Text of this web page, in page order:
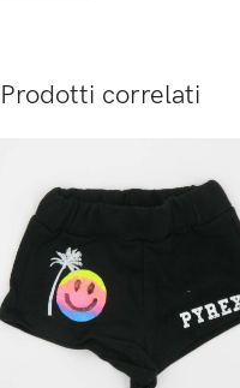
Prodotti correlati